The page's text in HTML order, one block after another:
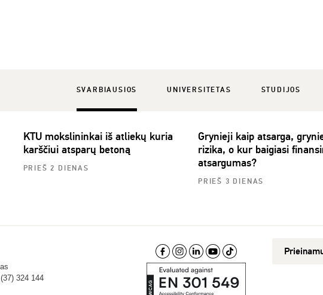
SVARBIAUSIOS UNIVERSITETAS STUDIJOS
KTU mokslininkai iš atliekų kuria
karščiui atsparų betoną
PRIEŠ 2 DIENAS
Grynieji kaip atsarga,
rizika, o kur baigiasi
atsargumas?
PRIEŠ 3 DIENAS
324 144